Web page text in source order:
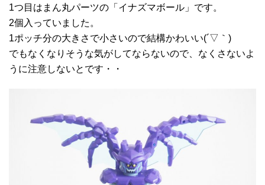
1つ目はまん丸パーツの「イナズマボール」です。
2個入っていました。
1ポッチ分の大きさで小さいので結構かわいい(´▽｀)
でもなくなりそうな気がしてならないので、なくさないよ
うに注意しないとです・・